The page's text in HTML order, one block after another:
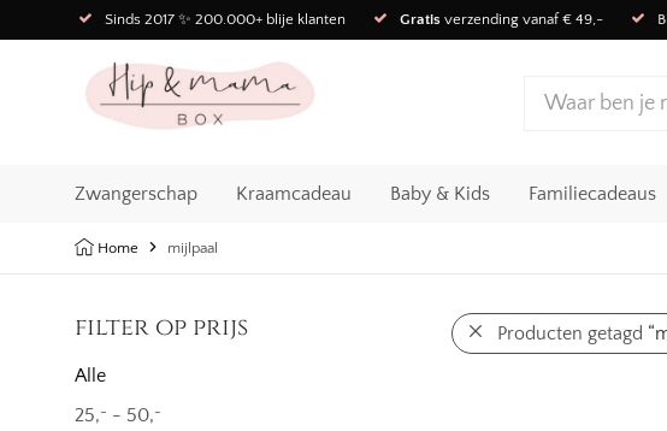
Sinds 2017 ✨ 200.000+ blije klanten Gratis verzending vanaf € 49,-
Zwangerschap Kraamcadeau Baby & Kids Familiecadeaus
Home mijlpaal
filter op prijs
Alle
25,- - 50,-
Producten getagd